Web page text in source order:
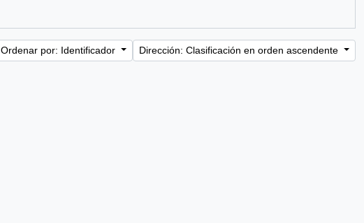
Ordenar por: Identificador Dirección: Clasificación en orden ascendente